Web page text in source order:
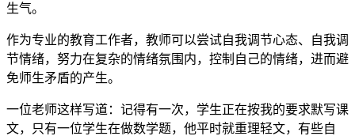
生气。
作为专业的教育工作者，教师可以尝试自我调节心态、自我调
节情绪，努力在复杂的情绪氛围内，控制自己的情绪，进而避
免师生矛盾的产生。
一位老师这样写道：记得有一次，学生正在按我的要求默写课
文，只有一位学生在做数学题，他平时就重理轻文，有些自